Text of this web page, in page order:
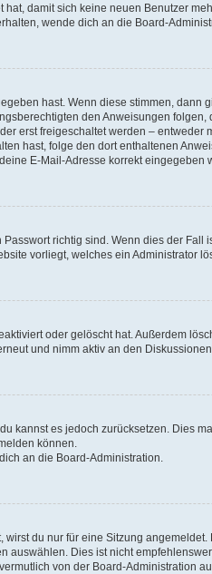
damit sich keine neuen Benutzer
wende dich an die Board-
hast. Wenn diese stimmen, dann
den Anweisungen
erst freigeschaltet werden –
hast, folge den dort enthaltenen
E-Mail-Adresse korrekt eingegeben
richtig sind. Wenn dies der
vorliegt, welches ein Administrator
oder gelöscht hat. Außerdem
und nimm aktiv an den
kannst es jedoch zurücksetzen. Dies
können.
an die Board-Administration.
du nur für eine Sitzung
auswählen. Dies ist nicht
von der Board-Administration